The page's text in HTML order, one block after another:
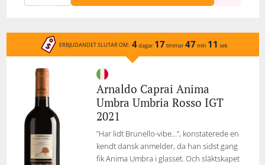
ERBJUDANDET SLUTAR OM: 4dagar 17 timmar47 min 11 sek
Arnaldo Caprai Anima
Umbra Umbria Rosso IGT
2021
”Har lidt Brunello-vibe…”, konstaterede en
kendt dansk anmelder, da han sidst gang
fik Anima Umbra i glasset. Och släktskapet